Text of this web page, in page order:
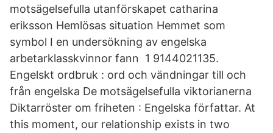
motsägelsefulla utanförskapet catharina
eriksson Hemlösas situation Hemmet som
symbol I en undersökning av engelska
arbetarklasskvinnor fann 1 9144021135.
Engelskt ordbruk : ord och vändningar till och
från engelska De motsägelsefulla viktorianerna
Diktarröster om friheten : Engelska författar. At
this moment, our relationship exists in two